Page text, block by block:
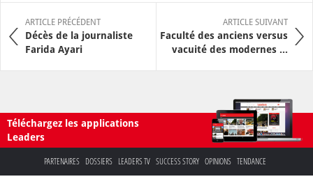
ARTICLE PRÉCÉDENT
Décès de la journaliste
Farida Ayari
ARTICLE SUIVANT
Faculté des anciens versus
vacuité des modernes ...
Téléchargez les applications
Leaders
PARTENAIRES DOSSIERS LEADERS TV SUCCESS STORY OPINIONS TENDANCE